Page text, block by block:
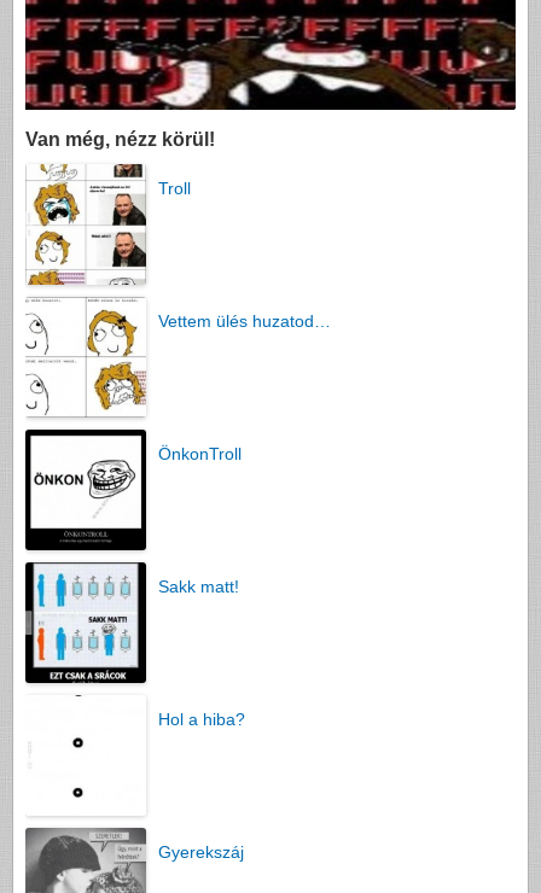
Van még, nézz körül!
Troll
Vettem ülés huzatod…
ÖnkonTroll
Sakk matt!
Hol a hiba?
Gyerekszáj